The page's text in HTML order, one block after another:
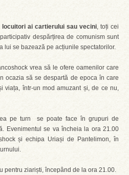
ai cartierului sau vecini, toți cei
despărțirea de comunism sunt
lui se bazează pe acțiunile spectatorilor.
vrea să le ofere oamenilor care
ocazia să se despartă de epoca în care
viața, într-un mod amuzant și, de ce nu,
pe turn se poate face în grupuri de
Evenimentul se va încheia la ora 21.00
și echipa Uriași de Pantelimon, în
pentru ziariști, începând de la ora 21.00.